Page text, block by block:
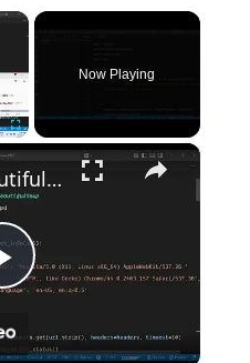
×
Fullscreen
Now Playing
×
Play Video
Python 3 Beautifulsoup4 & Pandas Amazon API Product Info Web Scraping Script & Save it in Excel File